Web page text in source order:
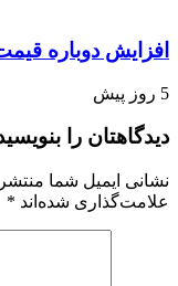
افزایش دوباره
5 روز پیش
دیدگاهتان را
نشانی ایمیل شما
علامت‌گذاری شده‌اند *